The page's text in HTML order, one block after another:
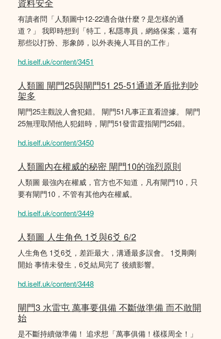
有讀者問「人類圖中12-22適合做什麼？是怎樣的通
道？」 我即時想到「特工，私隱專員，網絡保案，還有
那些以打扮、形象師，以外表掩人耳目的工作」
hd.iself.uk/content/3451
人類圖 閘門25與閘門51 25-51通道矛盾批判吵
架多
閘門25主觀說人會犯錯。 閘門51凡事正直看證據。 閘門
25無理取鬧他人犯錯時，閘門51發雷霆指閘門25錯。
hd.iself.uk/content/3450
人類圖內在權威的秘密 閘門10的強烈原則
人類圖 最強內在權威，官方也不知道，凡有閘門10，只
要有閘門10，不管有其他內在權威。
hd.iself.uk/content/3449
人類圖 人生角色 1爻與6爻 6/2
人生角色 1爻6爻，差距最大，溝通最多誤會。 1爻剛剛
開始 事情未發生，6爻結局完了 後續影響。
hd.iself.uk/content/3448
閘門3 水雷屯 萬事要俱備 不斷做準備 而不敢開
始
是不斷持續做準備！ 追求想「萬事俱備！樣樣周全！」